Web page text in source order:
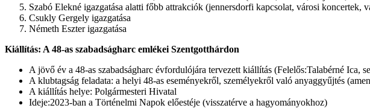
Szabó Elekné igazgatása alatti főbb attrakciók (jennersdorfi kapcsolat, városi koncertek,
Csukly Gergely igazgatása
Németh Eszter igazgatása
Kiállítás: A 48-as szabadságharc emlékei Szentgotthárdon
A jövő év a 48-as szabadságharc évfordulójára tervezett kiállítás (Felelős:Talabérné
A klubtagság feladata: a helyi 48-as eseményekről, személyekről való anyaggyűjtés
A kiállítás helye: Polgármesteri Hivatal
Ideje:2023-ban a Történelmi Napok előestéje (visszatérve a hagyományokhoz)